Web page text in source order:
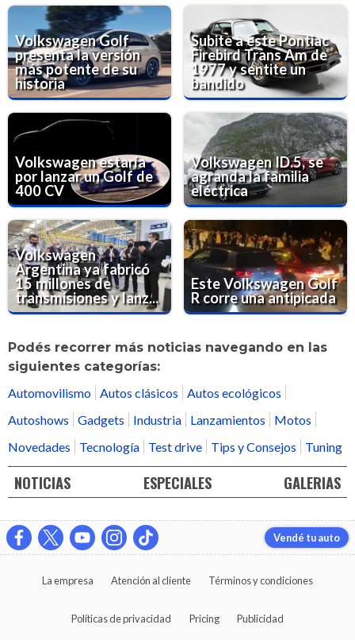
Volkswagen Golf
presenta la versión
más potente de su
historia
Subite a este Pontiac
Firebird Trans Am de
1977 y sentite un
bandido
Volkswagen estaría
por lanzar un Golf de
400 CV
Volkswagen ID.5, se
agranda la familia
eléctrica
Volkswagen
Argentina ya fabricó
15 millones de
transmisiones y lanz...
Este Volkswagen Golf
R corre una antipicada
Podés recorrer más noticias navegando en las
siguientes categorías:
Automovilismo Autos clásicos
Autos ecológicos
Autoshows
Gadgets Industria Lanzamientos
Motos
Novedades
Tecnología Test drive Tips y Consejos Tuning
NOTICIAS ESPECIALES GALERIAS
Vendé tu auto
La empresa Atención al cliente Términos y condiciones
Políticas de privacidad Pricing Publicidad